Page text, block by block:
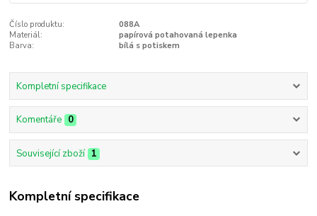
Číslo produktu:
088A
Materiál:
papírová potahovaná lepenka
Barva:
bílá s potiskem
Kompletní specifikace
Komentáře 0
Související zboží 1
Kompletní specifikace